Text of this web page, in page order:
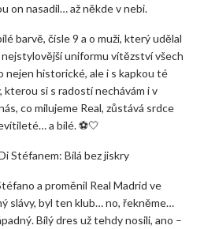
on nasadil… až někde v nebi.
barvě, čísle 9 a o muži, který udělal
uniformu vítězství všech
nejen historické, ale i s kapkou té
kterou si s radostí nechávám i v
co milujeme Real, zůstává srdce
a bílé. ⚽🤍
Stéfanem: Bílá bez jiskry
a proměnil Real Madrid ve
slávy, byl ten klub… no, řekněme…
Bílý dres už tehdy nosili, ano –